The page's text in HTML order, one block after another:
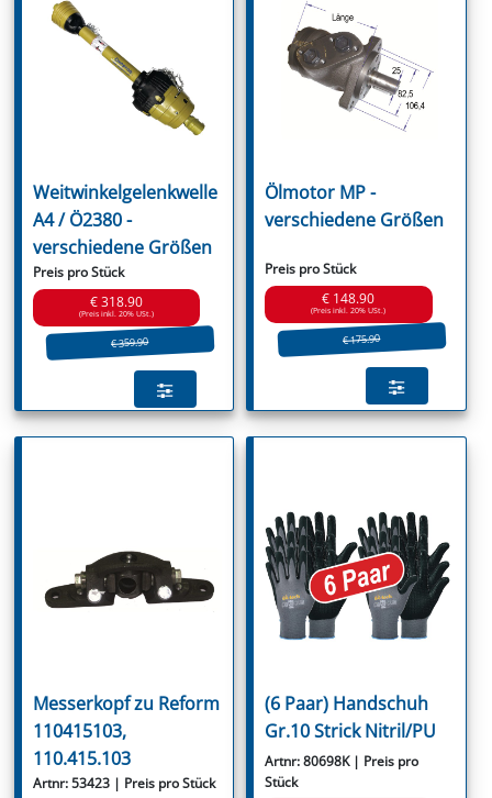
Weitwinkelgelenkwelle
A4 / Ö2380 -
verschiedene Größen
Preis pro Stück
€ 318.90
(Preis inkl. 20% USt.)
€ 359.90
Ölmotor MP -
verschiedene Größen
Preis pro Stück
€ 148.90
(Preis inkl. 20% USt.)
€ 175.90
Messerkopf zu Reform
110415103,
110.415.103
Artnr: 53423 | Preis pro Stück
(6 Paar) Handschuh
Gr.10 Strick Nitril/PU
Artnr: 80698K | Preis pro
Stück